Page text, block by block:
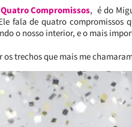
Compromissos, é do
fala de quatro compromissos
o nosso interior, e o mais
os trechos que mais me